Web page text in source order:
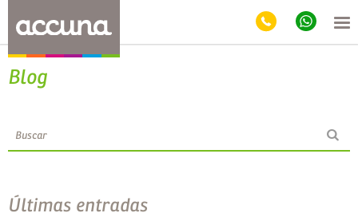
Blog
Últimas entradas